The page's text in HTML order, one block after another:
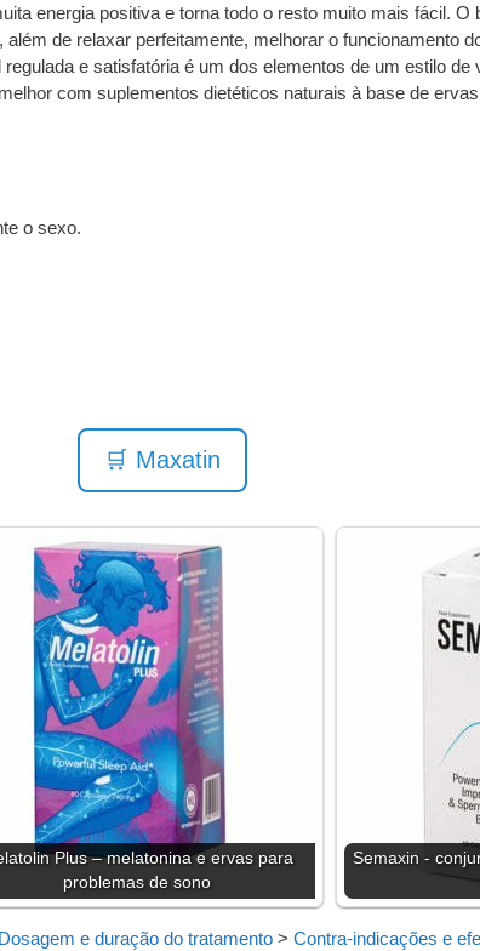
energia positiva e torna todo o resto muito mais fácil.
de relaxar perfeitamente, melhorar o funcionamento
e satisfatória é um dos elementos de um estilo
com suplementos dietéticos naturais à base de
o sexo.
🛒 Maxatin
Plus – melatonina e ervas para
problemas de sono
Semaxin -
Dosagem e duração do tratamento > Contra-indicações e